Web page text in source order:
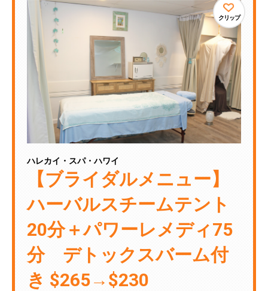
クリップ
ハレカイ・スパ・ハワイ
【ブライダルメニュー】
ハーバルスチームテント
20分＋パワーレメディ75
分 デトックスバーム付
き $265→$230